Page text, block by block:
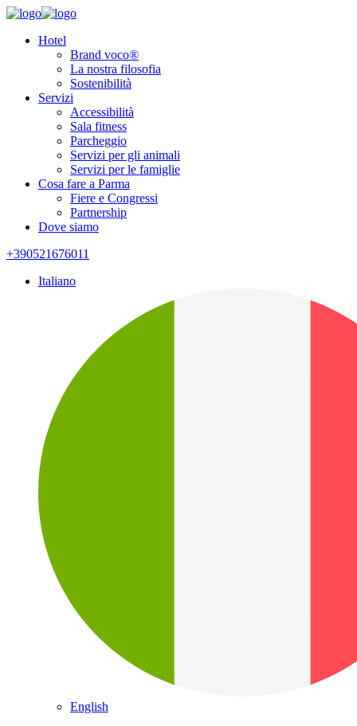
Hotel
Brand voco®
La nostra filosofia
Sostenibilità
Servizi
Accessibilità
Sala fitness
Parcheggio
Servizi per gli animali
Servizi per le famiglie
Cosa fare a Parma
Fiere e Congressi
Partnership
Dove siamo
+390521676011
Italiano
English